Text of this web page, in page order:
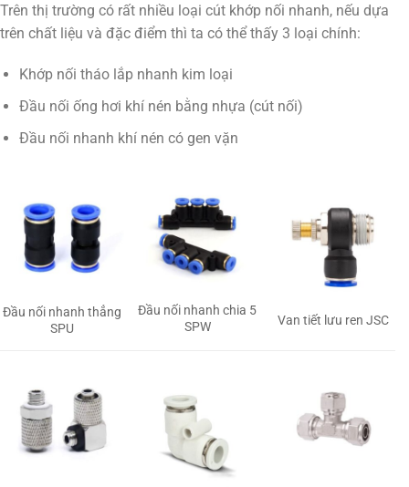
Trên thị trường có rất nhiều loại cút khớp nối nhanh, nếu dựa
trên chất liệu và đặc điểm thì ta có thể thấy 3 loại chính:
Khớp nối tháo lắp nhanh kim loại
Đầu nối ống hơi khí nén bằng nhựa (cút nối)
Đầu nối nhanh khí nén có gen vặn
Đầu nối nhanh thẳng
SPU
Đầu nối nhanh chia 5
SPW
Van tiết lưu ren JSC